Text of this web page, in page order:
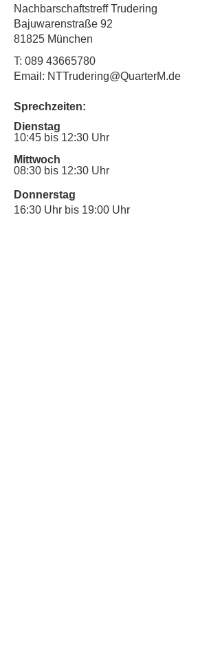
Nachbarschaftstreff Trudering
Bajuwarenstraße 92
81825 München
T: 089 43665780
Email: NTTrudering@QuarterM.de
Sprechzeiten:
Dienstag
10:45 bis 12:30 Uhr
Mittwoch
08:30 bis 12:30 Uhr
Donnerstag
16:30 Uhr bis 19:00 Uhr